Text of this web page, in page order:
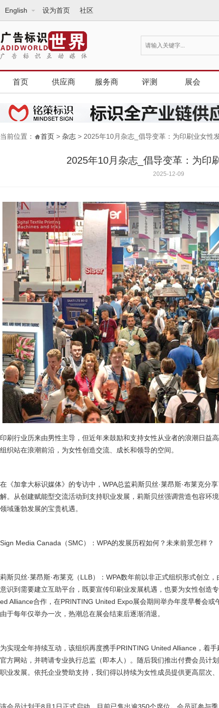
English 设为首页 社区
首页 供应商 服务商 评测 展会
当前位置： 首页 > 杂志 > 2025年10月杂志_倡导变革：为印刷业女性
2025年10月杂志_倡导变革：为印
2025-12-09
印刷行业历来由男性主导，但近年来鼓励和支持女性从业者的浪潮日益
组织站在浪潮前沿，为女性创造交流、成长和领导的空间。
在《加拿大标识媒体》的专访中，WPA总监莉斯贝丝·莱昂斯·布莱克分
解。从创建赋能型交流活动到支持职业发展，莉斯贝丝强调营造包容环
领域蓬勃发展的宝贵机遇。
Sign Media Canada（SMC）：WPA的发展历程如何？未来前景怎样？
莉斯贝丝·莱昂斯·布莱克（LLB）：WPA数年前以非正式组织形式创立
意识到需要建立互助平台，既要宣传印刷业发展机遇，也要为女性创造
ed Alliance合作，在PRINTING United Expo展会期间举办年度早餐会或
由于每年仅举办一次，热潮总在展会结束后逐渐消退。
为实现全年持续互动，该组织再度携手PRINTING United Alliance，着
官方网站，并聘请专业执行总监（即本人）。随后我们推出付费会员计
职业发展。依托企业赞助支持，我们得以持续为女性成员提供更高层次